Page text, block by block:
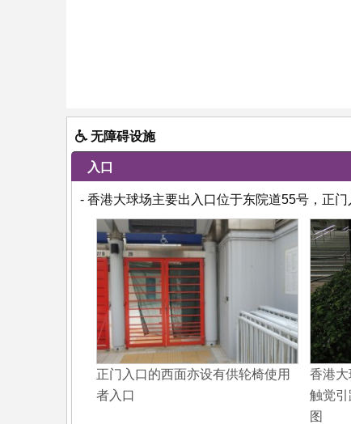
无障碍设施
入口
- 香港大球场主要出入口位于东院道55号，正
正门入口的西面亦设有供轮椅使用
者入口
香港
触觉
图